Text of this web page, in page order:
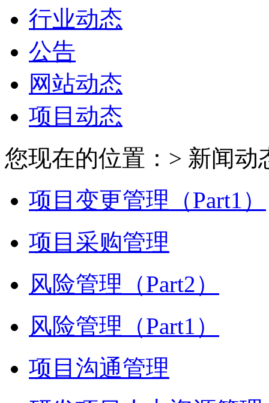
行业动态
公告
网站动态
项目动态
您现在的位置：> 新闻动
项目变更管理（Part1）
项目采购管理
风险管理（Part2）
风险管理（Part1）
项目沟通管理